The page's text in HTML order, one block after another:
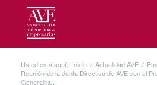
Usted está aquí: Inicio / Actualidad AVE /
Reunión de la Junta Directiva de AVE con el
Generalita...